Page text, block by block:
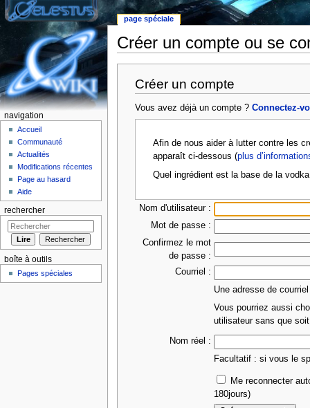
Créer un compte ou se
Créer un compte
Vous avez déjà un compte ?Connectez-
Afin de nous aider à lutter contre les
apparaît ci-dessous (plus
Quel ingrédient est la base de la
Nom d'utilisateur :
Mot de passe :
Confirmez le mot
de passe :
Courriel :
Une adresse de
Vous pourriez aussi
utilisateur sans que
Nom réel :
Facultatif : si vous le
Me reconnecter
180jours)
page spéciale
navigation
Accueil
Communauté
Actualités
Modifications récentes
Page au hasard
Aide
rechercher
boîte à outils
Pages spéciales